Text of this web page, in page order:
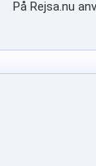
På Rejsa.nu